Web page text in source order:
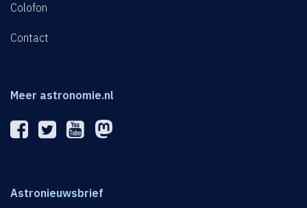
Colofon
Contact
Meer astronomie.nl
Astronieuwsbrief